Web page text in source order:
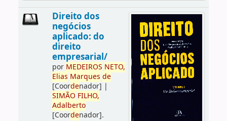
Direito dos
negócios
aplicado: do
direito
empresarial/
por MEDEIROS NETO,
Elias Marques de
[Coordenador] |
SIMÃO FILHO,
Adalberto
[Coordenador].